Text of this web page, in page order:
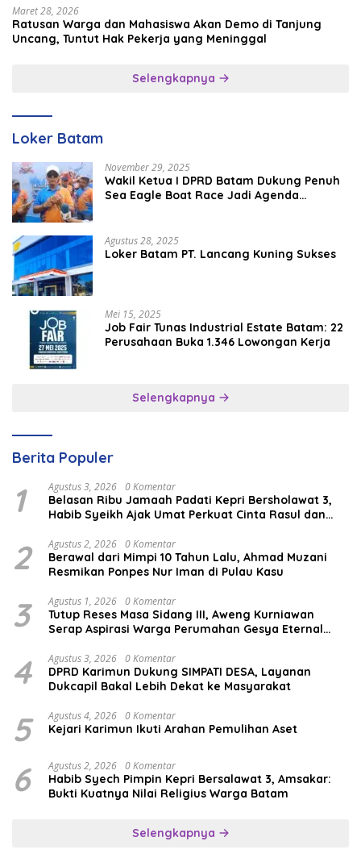
Maret 28, 2026
Ratusan Warga dan Mahasiswa Akan Demo di Tanjung
Uncang, Tuntut Hak Pekerja yang Meninggal
Selengkapnya
Loker Batam
November 29, 2025
Wakil Ketua I DPRD Batam Dukung Penuh
Sea Eagle Boat Race Jadi Agenda
Agustus 28, 2025
Loker Batam PT. Lancang Kuning Sukses
Mei 15, 2025
Job Fair Tunas Industrial Estate Batam: 22
Perusahaan Buka 1.346 Lowongan Kerja
Selengkapnya
Berita Populer
1 Agustus 3, 2026 0 Komentar
Belasan Ribu Jamaah Padati Kepri Bersholawat 3,
Habib Syeikh Ajak Umat Perkuat Cinta Rasul dan
2 Agustus 2, 2026 0 Komentar
Berawal dari Mimpi 10 Tahun Lalu, Ahmad Muzani
Resmikan Ponpes Nur Iman di Pulau Kasu
3 Agustus 1, 2026 0 Komentar
Tutup Reses Masa Sidang III, Aweng Kurniawan
Serap Aspirasi Warga Perumahan Gesya Eternal
4 Agustus 3, 2026 0 Komentar
DPRD Karimun Dukung SIMPATI DESA, Layanan
Dukcapil Bakal Lebih Dekat ke Masyarakat
5 Agustus 4, 2026 0 Komentar
Kejari Karimun Ikuti Arahan Pemulihan Aset
6 Agustus 2, 2026 0 Komentar
Habib Syech Pimpin Kepri Bersalawat 3, Amsakar:
Bukti Kuatnya Nilai Religius Warga Batam
Selengkapnya